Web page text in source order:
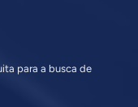
para a busca de